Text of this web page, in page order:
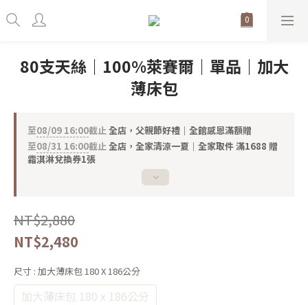
80支天絲｜100%萊賽爾｜單品｜加大
薄床包
至08/09 16:00截止全店，父親節好禮｜全館感恩滿額贈
至08/31 16:00截止全店，全家清涼一夏｜全家取件 滿1688 贈
霜淇淋兌換券1張
NT$2,880
NT$2,480
尺寸 : 加大薄床包 180 X 186公分
加大薄床包 180 x 186公分